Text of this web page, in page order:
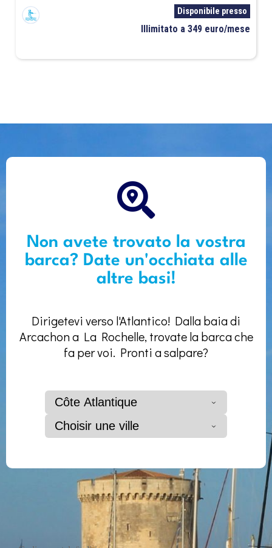
Disponibile presso
Illimitato a 349 euro/mese
Non avete trovato la vostra
barca? Date un'occhiata alle
altre basi!
Dirigetevi verso l'Atlantico! Dalla baia di
Arcachon a La Rochelle, trovate la barca che
fa per voi. Pronti a salpare?
Côte Atlantique
Choisir une ville